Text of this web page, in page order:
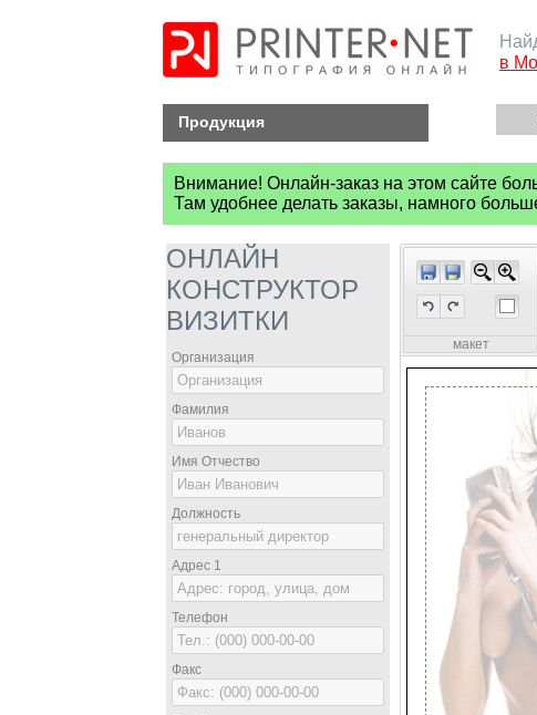
в
Продукция
Внимание! Онлайн-заказ на этом сайте
Там удобнее делать заказы, намного
ОНЛАЙН
КОНСТРУКТОР
ВИЗИТКИ
Организация
Фамилия
Имя Отчество
Должность
Адрес 1
Телефон
Факс
макет